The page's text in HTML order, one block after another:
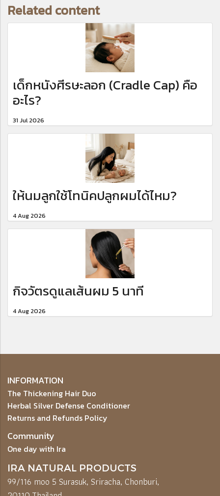
Related content
เด็กหนังศีรษะลอก (Cradle Cap) คือ
อะไร?
31 Jul 2026
ให้นมลูกใช้โทนิคปลูกผมได้ไหม?
4 Aug 2026
กิจวัตรดูแลเส้นผม 5 นาที
4 Aug 2026
INFORMATION
The Thickening Hair Duo
Herbal Silver Defense Conditioner
Returns and Refunds Policy
Community
One day with Ira
IRA NATURAL PRODUCTS
99/116 moo 5 Surasuk, Sriracha, Chonburi,